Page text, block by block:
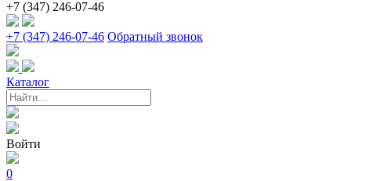
+7 (347) 246-07-46
+7 (347) 246-07-46 Обратный звонок
Каталог
Войти
0